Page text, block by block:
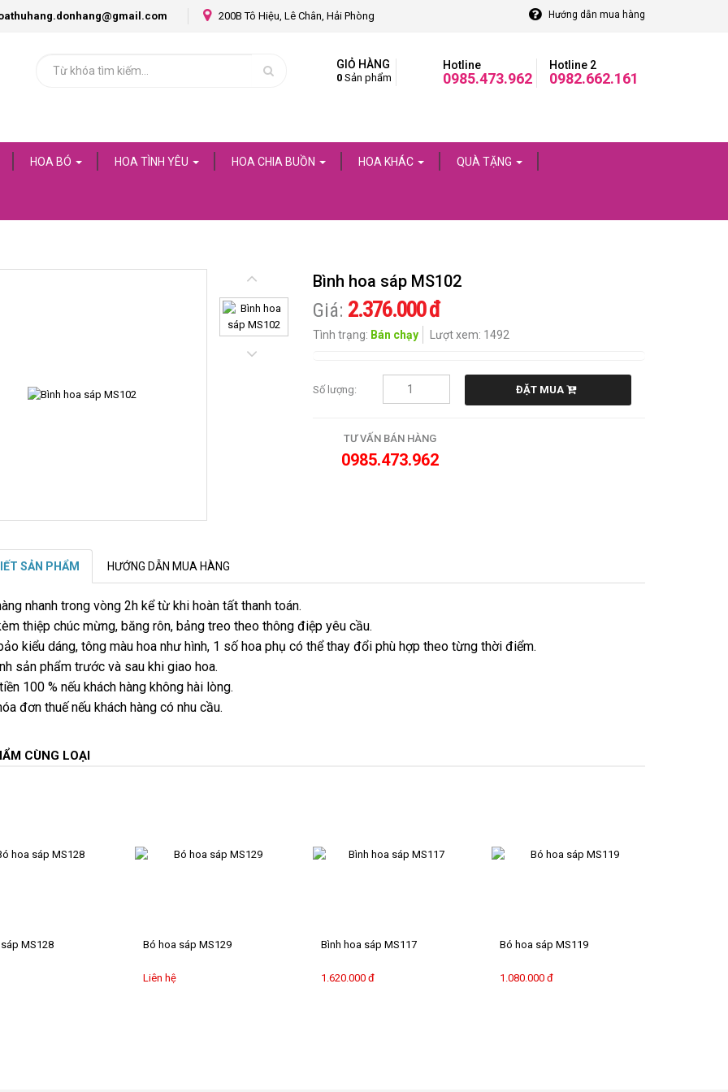
200B Tô Hiệu, Lê Chân, Hải Phòng Hướng dẫn mua hàng
Hotline 2
0982.662.161
Hotline
0985.473.962
GIỎ HÀNG
0 Sản phẩm
HOA BÓ HOA TÌNH YÊU HOA CHIA BUỒN HOA KHÁC QUÀ TẶNG
Bình hoa sáp MS102
Giá: 2.376.000 đ
Tình trạng: Bán chạy Lượt xem: 1492
Số lượng: ĐẶT MUA
TƯ VẤN BÁN HÀNG
0985.473.962
SẢN PHẨM HƯỚNG DẪN MUA HÀNG
nhanh trong vòng 2h kể từ khi hoàn tất thanh toán.
thiệp chúc mừng, băng rôn, bảng treo theo thông điệp yêu cầu.
kiểu dáng, tông màu hoa như hình, 1 số hoa phụ có thể thay đổi phù hợp theo từng thời điểm.
sản phẩm trước và sau khi giao hoa.
100 % nếu khách hàng không hài lòng.
đơn thuế nếu khách hàng có nhu cầu.
CÙNG LOẠI
MS128 Bó hoa sáp MS129
Liên hệ
Bình hoa sáp MS117
1.620.000 đ
Bó hoa sáp MS119
1.080.000 đ